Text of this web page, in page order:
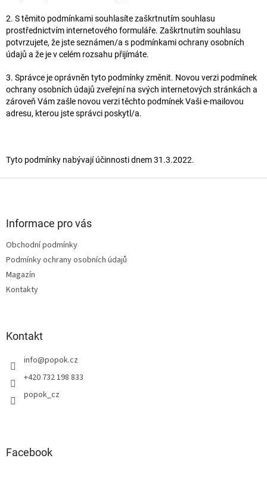
2. S těmito podmínkami souhlasíte zaškrtnutím souhlasu
prostřednictvím internetového formuláře. Zaškrtnutím souhlasu
potvrzujete, že jste seznámen/a s podmínkami ochrany osobních
údajů a že je v celém rozsahu přijímáte.
3. Správce je oprávněn tyto podmínky změnit. Novou verzi podmínek
ochrany osobních údajů zveřejní na svých internetových stránkách a
zároveň Vám zašle novou verzi těchto podmínek Vaši e-mailovou
adresu, kterou jste správci poskytl/a.
Tyto podmínky nabývají účinnosti dnem 31.3.2022.
Informace pro vás
Obchodní podmínky
Podmínky ochrany osobních údajů
Magazín
Kontakty
Kontakt
info@popok.cz
+420 732 198 833
popok_cz
Facebook